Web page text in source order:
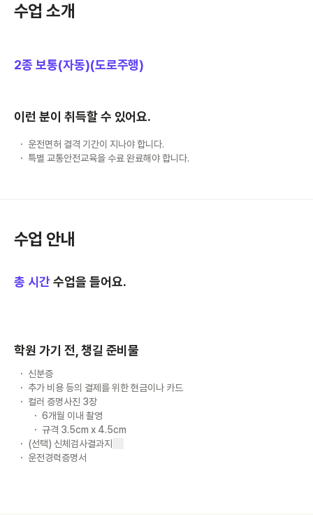
수업 소개
2종 보통(자동)(도로주행)
이런 분이 취득할 수 있어요.
운전면허 결격 기간이 지나야 합니다.
특별 교통안전교육을 수료 완료해야 합니다.
수업 안내
총 시간수업을 들어요.
학원 가기 전, 챙길 준비물
신분증
추가 비용 등의 결제를 위한 현금이나 카드
컬러 증명사진 3장
6개월 이내 촬영
규격 3.5cm x 4.5cm
(선택) 신체검사결과지
운전경력증명서